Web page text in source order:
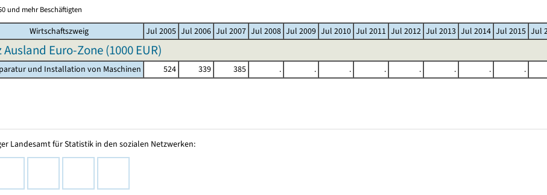
und mehr Beschäftigten
Wirtschaftszweig Jul 2005 Jul 2006 Jul 2007 Jul 2008 Jul 2009 Jul 2010 Jul 2011 Jul 2012 Jul 2013 Jul 2014 Jul 2015 Jul
Ausland Euro-Zone (1000 EUR)
und Installation von Maschinen 524 339 385 . . . . . . . .
Landesamt für Statistik in den sozialen Netzwerken: